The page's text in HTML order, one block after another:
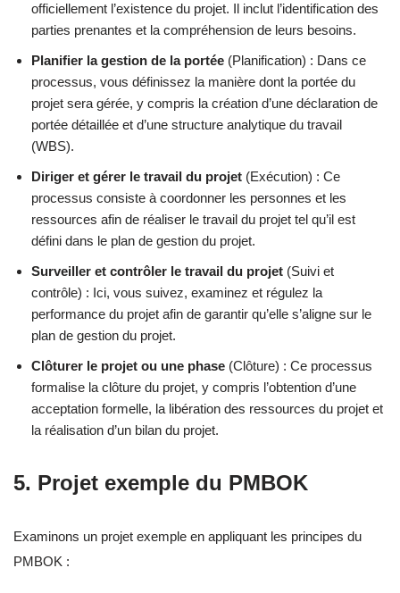
officiellement l’existence du projet. Il inclut l’identification des
parties prenantes et la compréhension de leurs besoins.
Planifier la gestion de la portée (Planification) : Dans ce
processus, vous définissez la manière dont la portée du
projet sera gérée, y compris la création d’une déclaration de
portée détaillée et d’une structure analytique du travail
(WBS).
Diriger et gérer le travail du projet (Exécution) : Ce
processus consiste à coordonner les personnes et les
ressources afin de réaliser le travail du projet tel qu’il est
défini dans le plan de gestion du projet.
Surveiller et contrôler le travail du projet (Suivi et
contrôle) : Ici, vous suivez, examinez et régulez la
performance du projet afin de garantir qu’elle s’aligne sur le
plan de gestion du projet.
Clôturer le projet ou une phase (Clôture) : Ce processus
formalise la clôture du projet, y compris l’obtention d’une
acceptation formelle, la libération des ressources du projet et
la réalisation d’un bilan du projet.
5. Projet exemple du PMBOK
Examinons un projet exemple en appliquant les principes du
PMBOK :